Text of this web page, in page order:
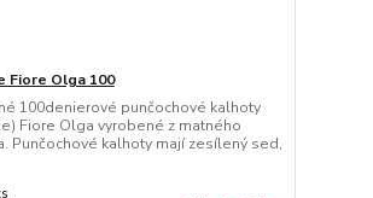
Fiore Olga 100
100denierové punčochové kalhoty
Fiore Olga vyrobené z matného
Punčochové kalhoty mají zesílený sed,